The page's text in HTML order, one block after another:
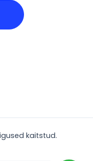
kaitstud.